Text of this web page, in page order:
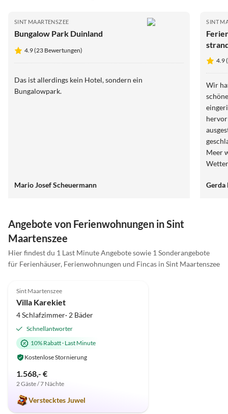
SINT MAARTENSZEE
Bungalow Park Duinland
4.9 (23 Bewertungen)
Das ist allerdings kein Hotel, sondern ein
Bungalowpark.
Mario Josef Scheuermann
SINT
4.9
Wir
Meer
Gerda
Angebote von Ferienwohnungen in Sint
Maartenszee
Hier findest du 1 Last Minute Angebote sowie 1 Sonderangebote
für Ferienhäuser, Ferienwohnungen und Fincas in Sint Maartenszee
Sint Maartenszee
Villa Karekiet
4 Schlafzimmer· 2 Bäder
Schnellantworter
10% Rabatt· Last Minute
Kostenlose Stornierung
1.568,- €
2 Gäste / 7 Nächte
Verstecktes Juwel